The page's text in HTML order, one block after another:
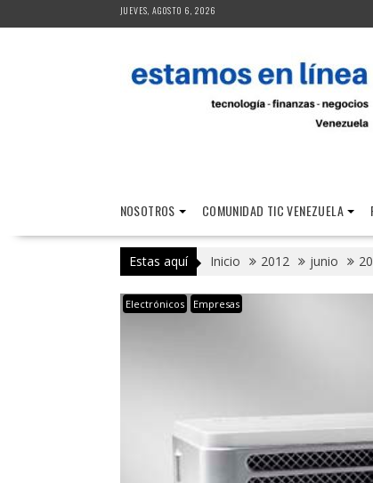
al
JUEVES, AGOSTO 6, 2026
NOSOTROS COMUNIDAD TIC VENEZUELA
Estas aquí Inicio 2012 junio 20
Electrónicos Empresas